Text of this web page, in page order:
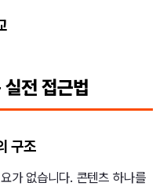
전 접근법
구조
가 없습니다. 콘텐츠 하나를